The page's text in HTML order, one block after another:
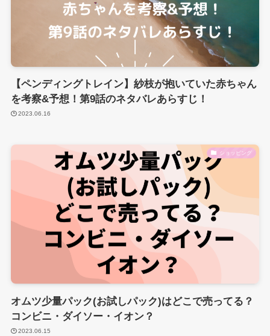
【ペンディングトレイン】紗枝が抱いていた赤ちゃん
を考察&予想！第9話のネタバレあらすじ！
2023.06.16
ショッピング
オムツ少量パック(お試しパック)はどこで売ってる？
コンビニ・ダイソー・イオン？
2023.06.15